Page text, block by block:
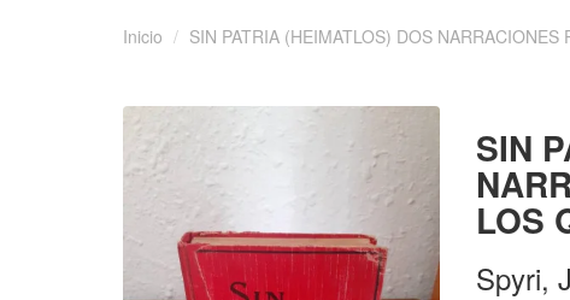
Inicio SIN PATRIA (HEIMATLOS) DOS
SIN
LOS
Spyri,